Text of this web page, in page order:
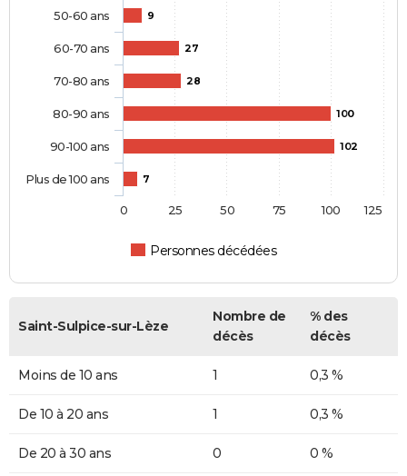
9
27
28
100
102
7
Personnes décédées
50-60 ans
60-70 ans
70-80 ans
80-90 ans
90-100 ans
Plus de 100 ans
0 100
25 50 75 125
Saint-Sulpice-sur-Lèze
Nombre de
décès
% des
décès
Moins de 10 ans 1 0,3 %
De 10 à 20 ans 1 0,3 %
De 20 à 30 ans 0 0 %